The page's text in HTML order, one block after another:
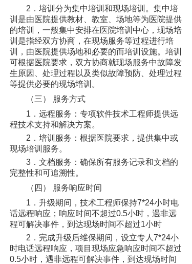
2．培训分为集中培训和现场培训。集中培
训是由医院提供教材、教室、场地等为医院提供
的培训，一般集中安排在医院培训中心，现场培
训是指经双方协商，在现场服务等过程进行培
训，由医院提供场地和必要的而培训设施。培训
可根据医院要求，双方协商就现场服务中故障发
生原因、处理过程以及类似故障预防、处理过程
等提供必要的现场培训。
（三） 服务方式
1．远程服务：专项软件技术工程师提供远
程技术支持和解决方案。
2．培训服务：根据医院要求，提供集中或
现场培训服务。
3．文档服务：确保所有服务记录和文档的
完整性和可追溯性。
（四） 服务响应时间
1．升级期间，技术工程师保持7*24小时电
话远程响应；响应时间不超过0.5小时，遇非远
程可解决事件，到达现场时间不超过1小时
2．完成升级后维保期间，设立专人7*24小
时电话远程响应，项目现场应急响应时间不超过
0.5小时，遇非远程可解决事件，到达现场时间